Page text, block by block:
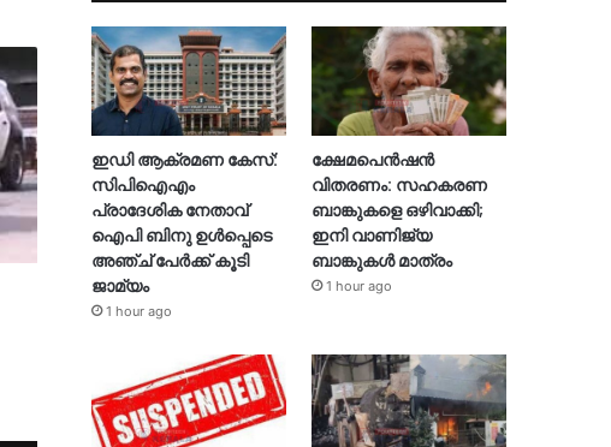
ഇഡി ആക്രമണ കേസ്:
സിപിഐഎം
പ്രാദേശിക നേതാവ്
ഐപി ബിനു ഉൾപ്പെടെ
അഞ്ച് പേർക്ക് കൂടി
ജാമ്യം
1 hour ago
ക്ഷേമപെൻഷൻ
വിതരണം: സഹകരണ
ബാങ്കുകളെ ഒഴിവാക്കി;
ഇനി വാണിജ്യ
ബാങ്കുകൾ മാത്രം
1 hour ago